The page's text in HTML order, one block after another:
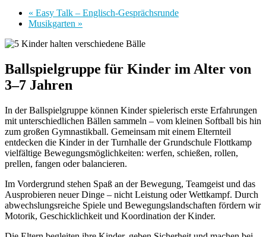
« Easy Talk – Englisch-Gesprächsrunde
Musikgarten »
Ballspielgruppe für Kinder im Alter von
3–7 Jahren
In der Ballspielgruppe können Kinder spielerisch erste Erfahrungen
mit unterschiedlichen Bällen sammeln – vom kleinen Softball bis hin
zum großen Gymnastikball. Gemeinsam mit einem Elternteil
entdecken die Kinder in der Turnhalle der Grundschule Flottkamp
vielfältige Bewegungsmöglichkeiten: werfen, schießen, rollen,
prellen, fangen oder balancieren.
Im Vordergrund stehen Spaß an der Bewegung, Teamgeist und das
Ausprobieren neuer Dinge – nicht Leistung oder Wettkampf. Durch
abwechslungsreiche Spiele und Bewegungslandschaften fördern wir
Motorik, Geschicklichkeit und Koordination der Kinder.